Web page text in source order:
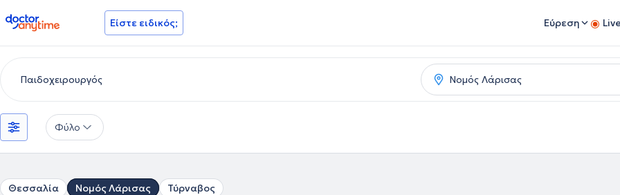
doctoranytime Είστε ειδικός; Εύρεση
Φύλο
Θεσσαλία Νομός Λάρισας Τύρναβος